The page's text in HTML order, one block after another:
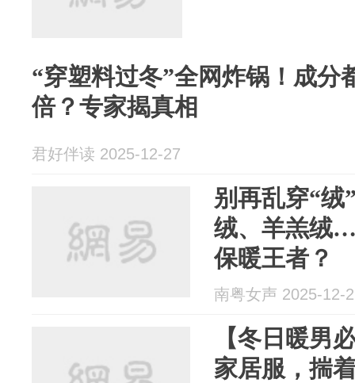
“穿塑料过冬”全网炸锅！成分
倍？专家揭真相
君好伴读 2025-12-27
别再乱穿“绒
绒、羊羔绒
保暖王者？
南粤女声 2025-12-
【冬日暖男
家居服，揣